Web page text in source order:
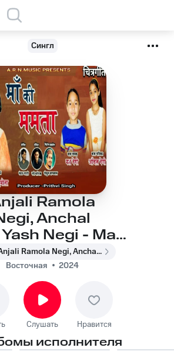
Сингл
Ramola
Anchal
Negi - Maa
Ki Mamta
Anjali Ramola Negi, Anchal Negi, Yash Negi
Восточная
2024
Слушать Нравится
исполнителя